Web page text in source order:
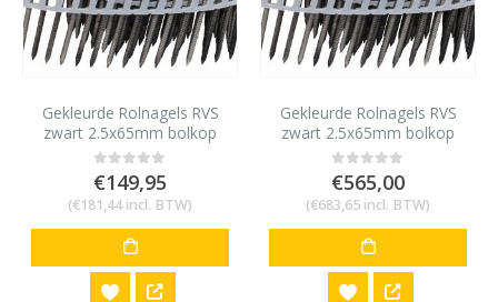
Gekleurde Rolnagels RVS
zwart 2.5x65mm bolkop
1200 stuks
0out of 5
€149,95
(€181,44incl. BTW)
Gekleurde Rolnagels RVS
zwart 2.5x65mm bolkop
4800 stuks
0out of 5
€565,00
(€683,65 incl. BTW)